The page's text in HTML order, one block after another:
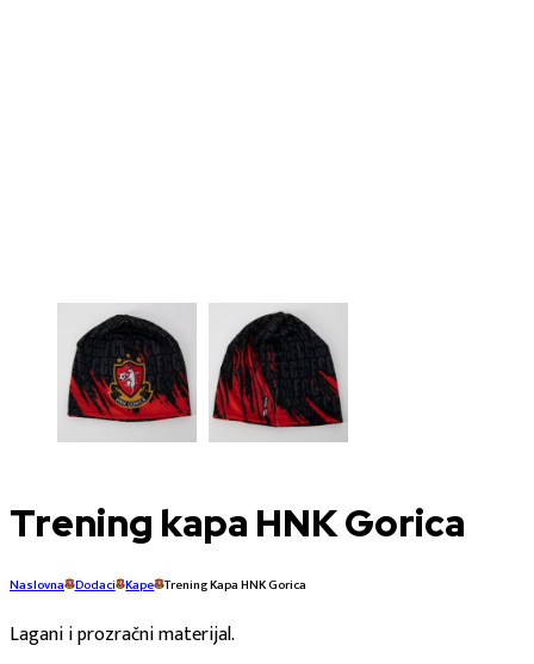
Trening kapa HNK Gorica
Naslovna Dodaci Kape Trening Kapa HNK Gorica
Lagani i prozračni materijal.